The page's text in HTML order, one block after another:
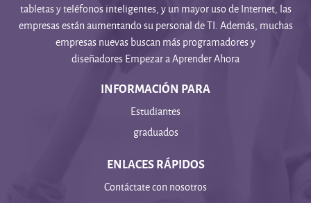
tabletas y teléfonos inteligentes, y un mayor uso de Internet, las
empresas están aumentando su personal de TI. Además, muchas
empresas nuevas buscan más programadores y
diseñadores Empezar a Aprender Ahora
INFORMACIÓN PARA
Estudiantes
graduados
ENLACES RÁPIDOS
Contáctate con nosotros